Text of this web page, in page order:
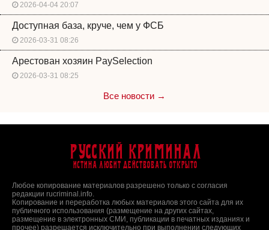
2026-04-04 20:07
Доступная база, круче, чем у ФСБ
2026-03-31 08:26
Арестован хозяин PaySelection
2026-03-31 08:25
Все новости →
Русский Криминал
Истина любит действовать открыто
Любое копирование материалов разрешено только с согласия
редакции rucriminal.info.
Копирование и переработка любых материалов этого сайта для их
публичного использования (размещение на других сайтах,
размещение в электронных СМИ, публикации в печатных изданиях и
прочее) разрешается исключительно при выполнении следующих